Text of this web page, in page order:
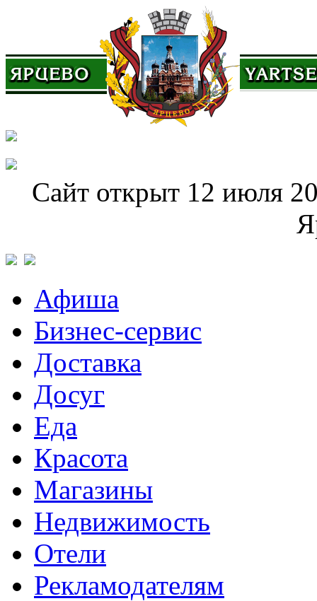
Сайт открыт 12 июля
Афиша
Бизнес-сервис
Доставка
Досуг
Еда
Красота
Магазины
Недвижимость
Отели
Рекламодателям